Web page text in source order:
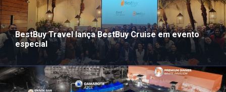
BestBuy Travel lança BestBuy Cruise em evento
especial